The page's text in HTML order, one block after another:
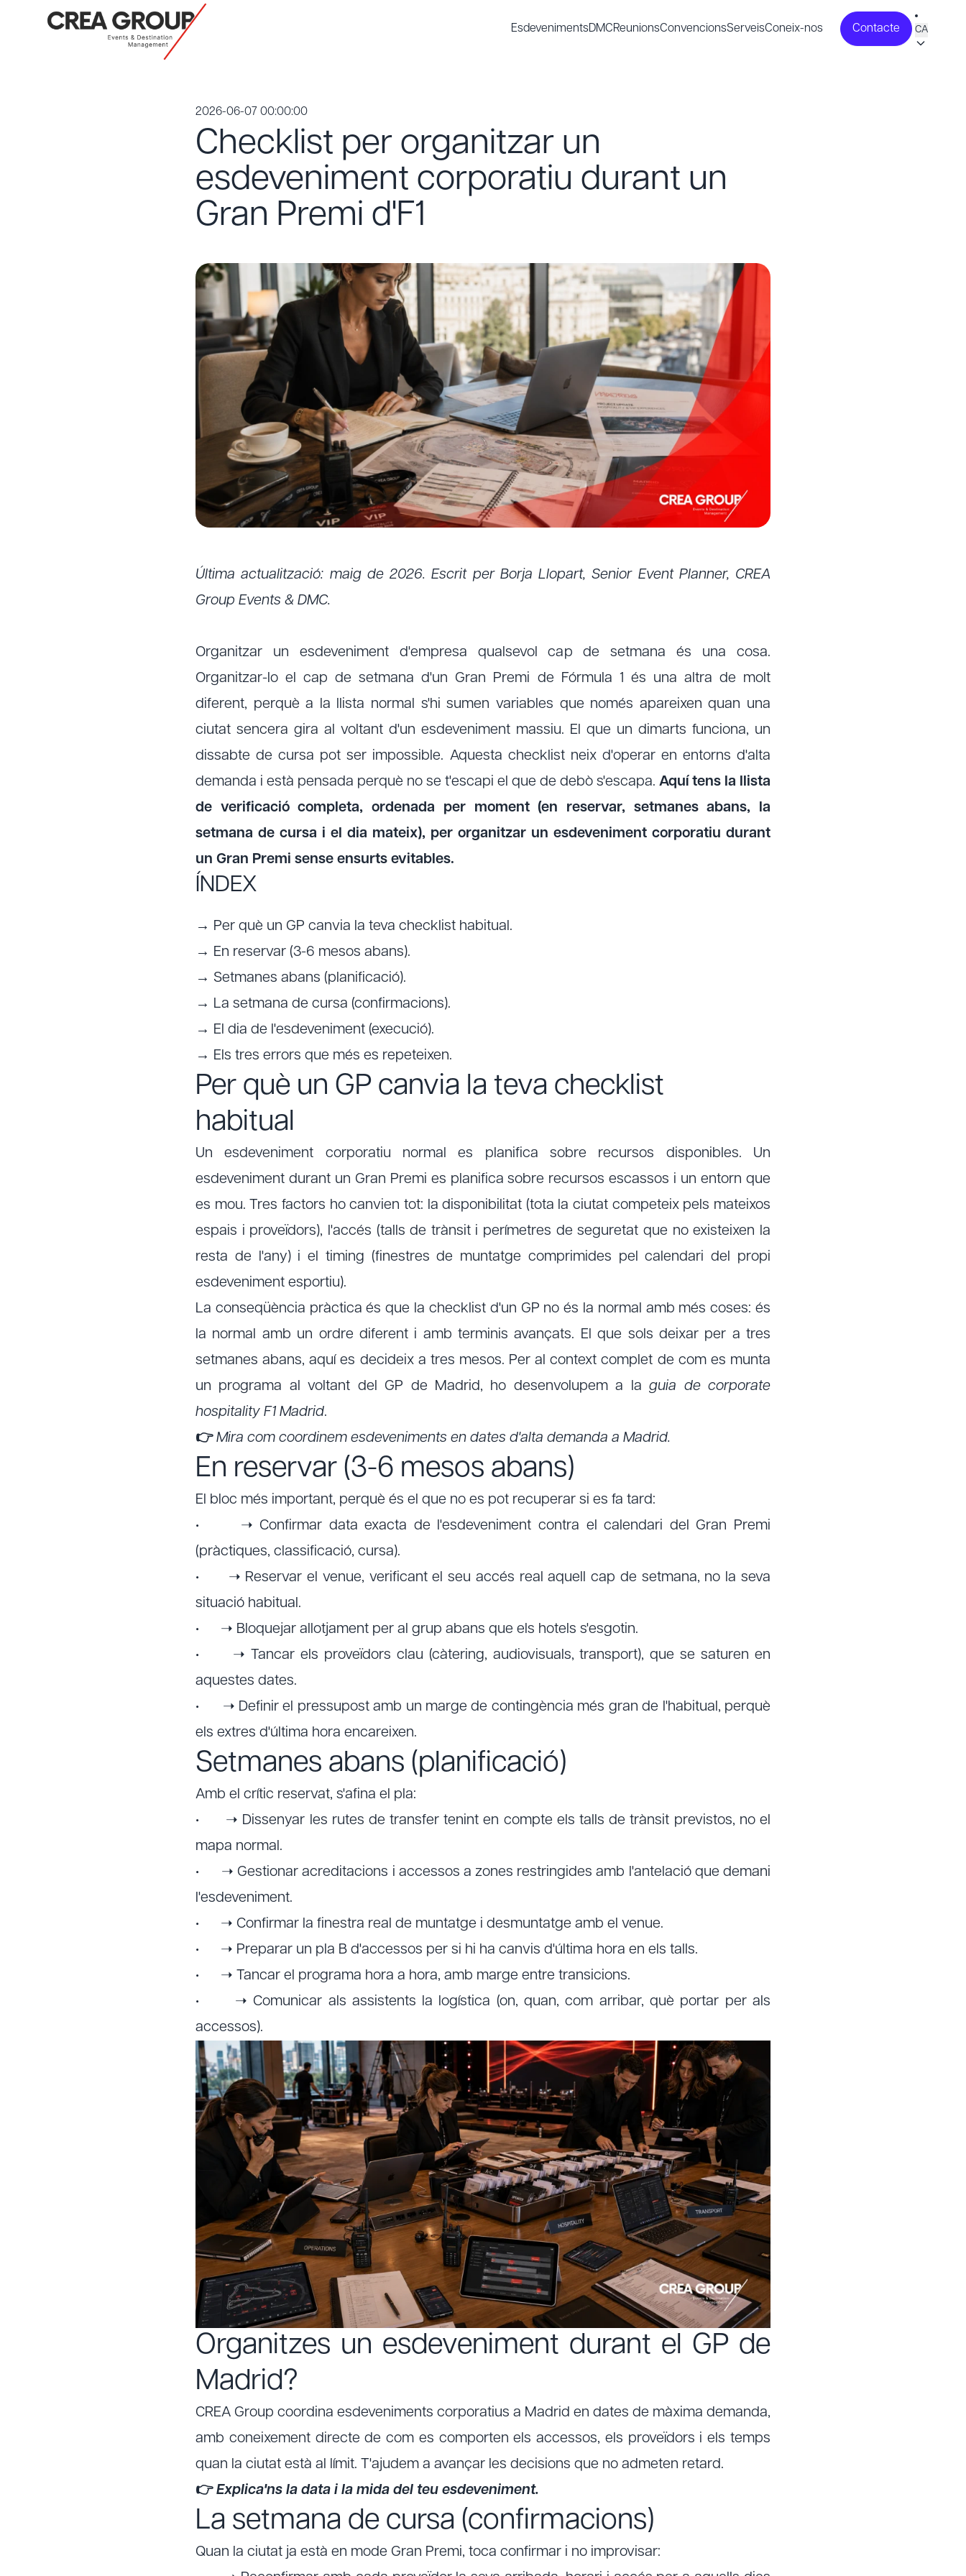
EsdevenimentsDMCReunionsConvencionsServeisConeix-nos Contacte CA
2026-06-07 00:00:00
Checklist per organitzar un
esdeveniment corporatiu durant un
Gran Premi d'F1
Última actualització: maig de 2026. Escrit per Borja Llopart, Senior Event Planner, CREA
Group Events & DMC.
Organitzar un esdeveniment d'empresa qualsevol cap de setmana és una cosa.
Organitzar-lo el cap de setmana d'un Gran Premi de Fórmula 1 és una altra de molt
diferent, perquè a la llista normal s'hi sumen variables que només apareixen quan una
ciutat sencera gira al voltant d'un esdeveniment massiu. El que un dimarts funciona, un
dissabte de cursa pot ser impossible. Aquesta checklist neix d'operar en entorns d'alta
demanda i està pensada perquè no se t'escapi el que de debò s'escapa. Aquí tens la llista
de verificació completa, ordenada per moment (en reservar, setmanes abans, la
setmana de cursa i el dia mateix), per organitzar un esdeveniment corporatiu durant
un Gran Premi sense ensurts evitables.
ÍNDEX
→ Per què un GP canvia la teva checklist habitual.
→ En reservar (3-6 mesos abans).
→ Setmanes abans (planificació).
→ La setmana de cursa (confirmacions).
→ El dia de l'esdeveniment (execució).
→ Els tres errors que més es repeteixen.
Per què un GP canvia la teva checklist
habitual
Un esdeveniment corporatiu normal es planifica sobre recursos disponibles. Un
esdeveniment durant un Gran Premi es planifica sobre recursos escassos i un entorn que
es mou. Tres factors ho canvien tot: la disponibilitat (tota la ciutat competeix pels mateixos
espais i proveïdors), l'accés (talls de trànsit i perímetres de seguretat que no existeixen la
resta de l'any) i el timing (finestres de muntatge comprimides pel calendari del propi
esdeveniment esportiu).
La conseqüència pràctica és que la checklist d'un GP no és la normal amb més coses: és
la normal amb un ordre diferent i amb terminis avançats. El que sols deixar per a tres
setmanes abans, aquí es decideix a tres mesos. Per al context complet de com es munta
un programa al voltant del GP de Madrid, ho desenvolupem a laguia de corporate
hospitality F1 Madrid.
👉 Mira com coordinem esdeveniments en dates d'alta demanda a Madrid.
En reservar (3-6 mesos abans)
El bloc més important, perquè és el que no es pot recuperar si es fa tard:
• ➝ Confirmar data exacta de l'esdeveniment contra el calendari del Gran Premi
(pràctiques, classificació, cursa).
• ➝ Reservar el venue, verificant el seu accés real aquell cap de setmana, no la seva
situació habitual.
• ➝ Bloquejar allotjament per al grup abans que els hotels s'esgotin.
• ➝ Tancar els proveïdors clau (càtering, audiovisuals, transport), que se saturen en
aquestes dates.
• ➝ Definir el pressupost amb un marge de contingència més gran de l'habitual, perquè
els extres d'última hora encareixen.
Setmanes abans (planificació)
Amb el crític reservat, s'afina el pla:
• ➝ Dissenyar les rutes de transfer tenint en compte els talls de trànsit previstos, no el
mapa normal.
• ➝ Gestionar acreditacions i accessos a zones restringides amb l'antelació que demani
l'esdeveniment.
• ➝ Confirmar la finestra real de muntatge i desmuntatge amb el venue.
• ➝ Preparar un pla B d'accessos per si hi ha canvis d'última hora en els talls.
• ➝ Tancar el programa hora a hora, amb marge entre transicions.
• ➝ Comunicar als assistents la logística (on, quan, com arribar, què portar per als
accessos).
Organitzes un esdeveniment durant el GP de
Madrid?
CREA Group coordina esdeveniments corporatius a Madrid en dates de màxima demanda,
amb coneixement directe de com es comporten els accessos, els proveïdors i els temps
quan la ciutat està al límit. T'ajudem a avançar les decisions que no admeten retard.
👉 Explica'ns la data i la mida del teu esdeveniment.
La setmana de cursa (confirmacions)
Quan la ciutat ja està en mode Gran Premi, toca confirmar i no improvisar: